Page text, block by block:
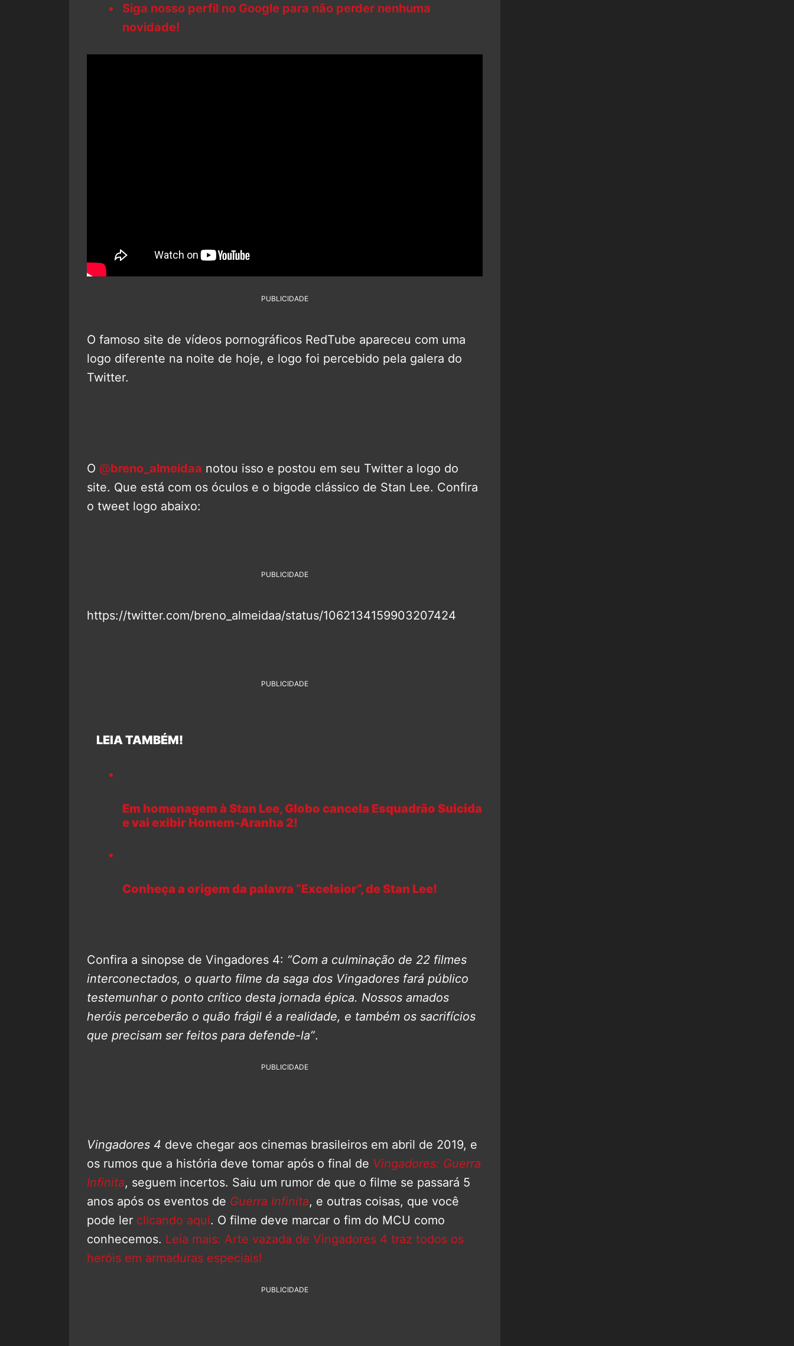
Siga nosso perfil no Google para não perder nenhuma
novidade!
PUBLICIDADE
O famoso site de vídeos pornográficos RedTube apareceu com uma
logo diferente na noite de hoje, e logo foi percebido pela galera do
Twitter.
O @breno_almeidaa notou isso e postou em seu Twitter a logo do
site. Que está com os óculos e o bigode clássico de Stan Lee. Confira
o tweet logo abaixo:
PUBLICIDADE
https://twitter.com/breno_almeidaa/status/1062134159903207424
PUBLICIDADE
LEIA TAMBÉM!
Em homenagem à Stan Lee, Globo cancela Esquadrão Suicida
e vai exibir Homem-Aranha 2!
Conheça a origem da palavra “Excelsior”, de Stan Lee!
Confira a sinopse de Vingadores 4: “Com a culminação de 22 filmes
interconectados, o quarto filme da saga dos Vingadores fará público
testemunhar o ponto crítico desta jornada épica. Nossos amados
heróis perceberão o quão frágil é a realidade, e também os sacrifícios
que precisam ser feitos para defende-la”.
PUBLICIDADE
Vingadores 4 deve chegar aos cinemas brasileiros em abril de 2019, e
os rumos que a história deve tomar após o final de Vingadores: Guerra
Infinita, seguem incertos. Saiu um rumor de que o filme se passará 5
anos após os eventos de Guerra Infinita, e outras coisas, que você
pode ler clicando aqui. O filme deve marcar o fim do MCU como
conhecemos. Leia mais: Arte vazada de Vingadores 4 traz todos os
heróis em armaduras especiais!
PUBLICIDADE